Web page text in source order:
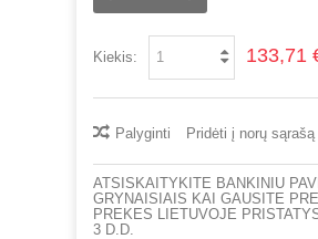
Kiekis: 133,71
Palyginti Pridėti į norų sąrašą
ATSISKAITYKITE BANKINIU
GRYNAISIAIS KAI GAUSITE
PREKES LIETUVOJE
3 D.D.